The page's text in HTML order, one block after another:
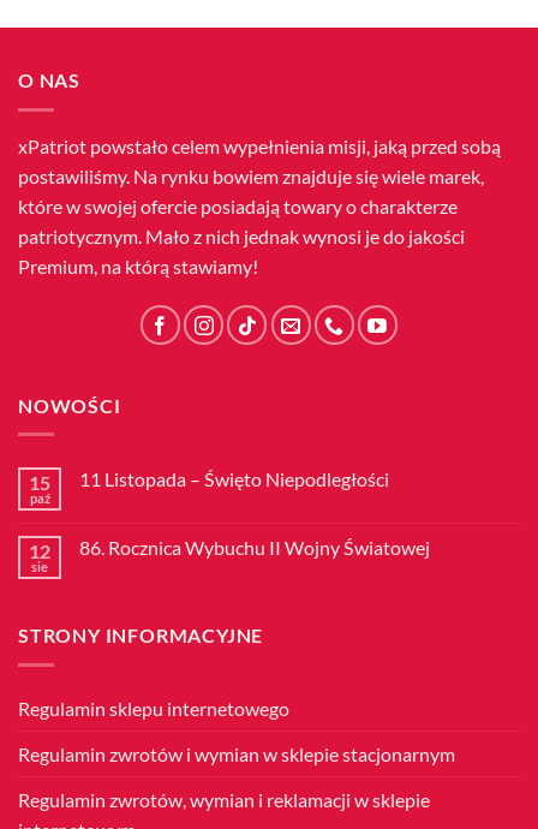
O NAS
xPatriot powstało celem wypełnienia misji, jaką przed sobą
postawiliśmy. Na rynku bowiem znajduje się wiele marek,
które w swojej ofercie posiadają towary o charakterze
patriotycznym. Mało z nich jednak wynosi je do jakości
Premium, na którą stawiamy!
NOWOŚCI
15
paź
11 Listopada – Święto Niepodległości
11
12
sie
86. Rocznica Wybuchu II Wojny Światowej
Rocznica
STRONY INFORMACYJNE
Regulamin sklepu internetowego
Regulamin zwrotów i wymian w sklepie stacjonarnym
Regulamin zwrotów, wymian i reklamacji w sklepie